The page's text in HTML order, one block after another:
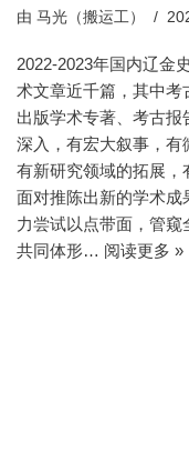
由 马光（搬运工）
2022-2023年国内辽金
术文章近千篇，其中考
出版学术专著、考古
深入，有宏大叙事，有
有新研究领域的拓展，
面对推陈出新的学术成
力尝试以点带面，管
共同体形… 阅读更多 »